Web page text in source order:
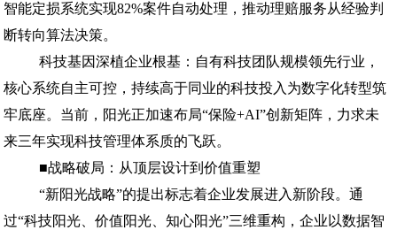
智能定损系统实现82%案件自动处理，推动理赔服务从经验判
断转向算法决策。
科技基因深植企业根基：自有科技团队规模领先行业，
核心系统自主可控，持续高于同业的科技投入为数字化转型筑
牢底座。当前，阳光正加速布局“保险+AI”创新矩阵，力求未
来三年实现科技管理体系质的飞跃。
■战略破局：从顶层设计到价值重塑
“新阳光战略”的提出标志着企业发展进入新阶段。通
过“科技阳光、价值阳光、知心阳光”三维重构，企业以数据智